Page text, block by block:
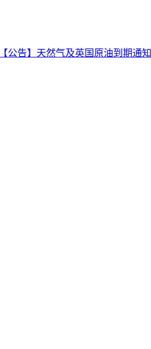
【公告】天然气及英国原油到期通知